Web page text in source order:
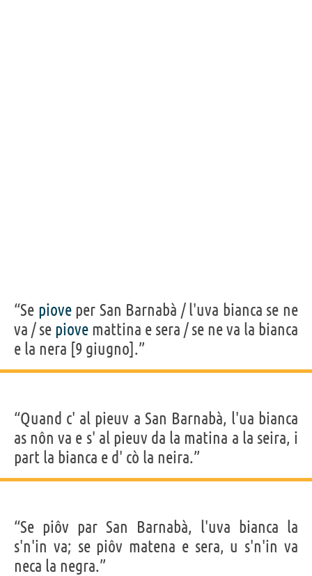
“Se pioveper San Barnabà / l'uva bianca se ne
va / se piove mattina e sera / se ne va la bianca
e la nera [9 giugno].”
“Quand c' al pieuv a San Barnabà, l'ua bianca
as nôn va e s' al pieuv da la matina a la seira, i
part la bianca e d' cò la neira.”
“Se piôv par San Barnabà, l'uva bianca la
s'n'in va; se piôv matena e sera, u s'n'in va
neca la negra.”